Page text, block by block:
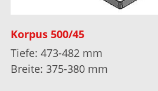
Korpus 500/45
Tiefe: 473-482 mm
Breite: 375-380 mm